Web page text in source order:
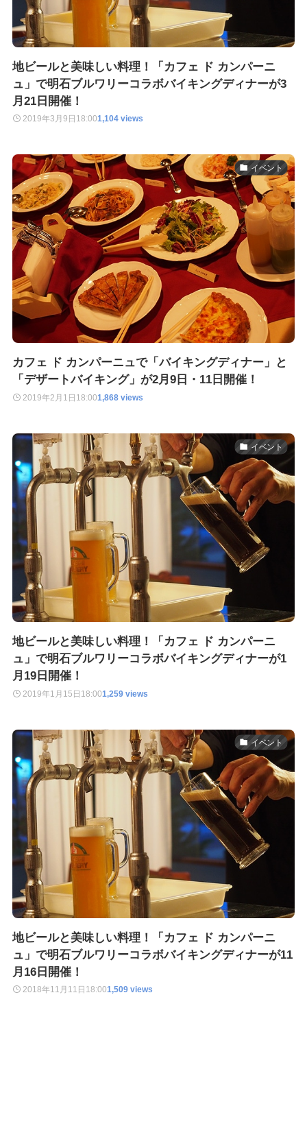
地ビールと美味しい料理！「カフェ ド カンパーニ
ュ」で明石ブルワリーコラボバイキングディナーが3
月21日開催！
2019年3月9日 18:001,104 views
イベント
カフェ ド カンパーニュで「バイキングディナー」と
「デザートバイキング」が2月9日・11日開催！
2019年2月1日 18:001,868 views
イベント
地ビールと美味しい料理！「カフェ ド カンパーニ
ュ」で明石ブルワリーコラボバイキングディナーが1
月19日開催！
2019年1月15日 18:001,259 views
イベント
地ビールと美味しい料理！「カフェ ド カンパーニ
ュ」で明石ブルワリーコラボバイキングディナーが11
月16日開催！
2018年11月11日 18:001,509 views